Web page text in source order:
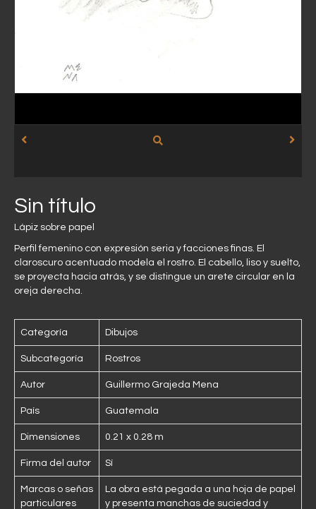
Sin título
Lápiz sobre papel
Perfil femenino con expresión seria y facciones finas. El
claroscuro acentuado modela el rostro. El cabello, liso y suelto,
se proyecta hacia atrás, y se distingue un arete circular en la
oreja derecha.
Categoría Dibujos
Subcategoría Rostros
Autor Guillermo Grajeda Mena
País Guatemala
Dimensiones 0.21 x 0.28 m
Firma del autor Sí
Marcas o señas
particulares
La obra está pegada a una hoja de papel
y presenta manchas de suciedad y